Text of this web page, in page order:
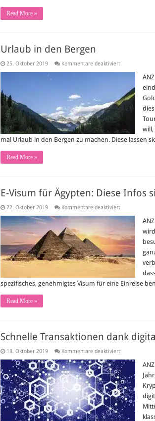
Read More »
Urlaub in den Bergen
25. Oktober 2019 Kommentare deaktiviertfür
Bergen
will,
mal Urlaub in den Bergen zu machen. Diese lassen
Read More »
E-Visum für Ägypten: Diese Infos
22. Oktober 2019 Kommentare deaktiviertfür
Visum
Ägypten:
Diese
Infos
sind
wichtig
spezifisches, genehmigtes Visum für eine Einreise
Read More »
Schnelle Transaktionen dank
18. Oktober 2019 Kommentare deaktiviertfür
Transaktionen
dank
digitaler
Währungen